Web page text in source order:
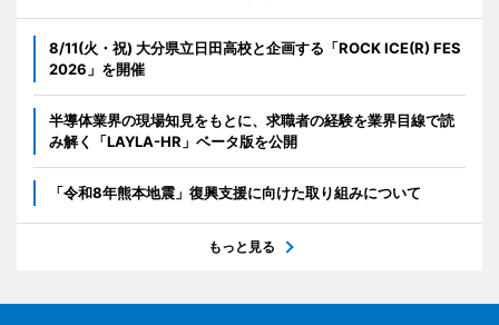
8/11(火・祝) 大分県立日田高校と企画する「ROCK ICE(R) FES
2026」を開催
半導体業界の現場知見をもとに、求職者の経験を業界目線で読
み解く「LAYLA-HR」ベータ版を公開
「令和8年熊本地震」復興支援に向けた取り組みについて
もっと見る